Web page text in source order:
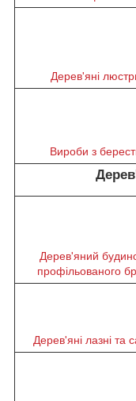
Дерев'яні
Вироби з
Дерев'яний
профільованого
Дерев'яні лазні та